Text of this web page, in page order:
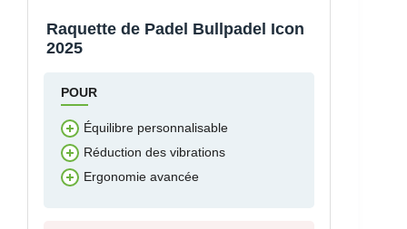
Raquette de Padel Bullpadel Icon
2025
POUR
Équilibre personnalisable
Réduction des vibrations
Ergonomie avancée